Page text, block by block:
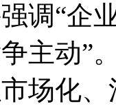
调“企
主动”
场化